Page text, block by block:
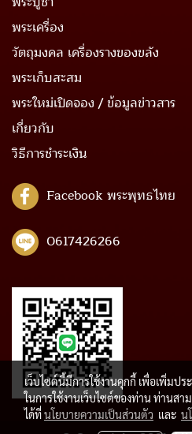
พระเครื่อง
วัตถุมงคล เครื่องรางของขลัง
พระเก็บสะสม
พระใหม่เปิดจอง / ข้อมูลข่าวสาร
เกี่ยวกับ
วิธีการชำระเงิน
Facebook พระพุทธไทย
0617426266
เว็บไซต์นี้มีการใช้งานคุกกี้ เพื่อเพิ่ม
ในการใช้งานเว็บไซต์ของท่าน ท่านสา
ได้ที่นโยบายความเป็นส่วนตัว และ น